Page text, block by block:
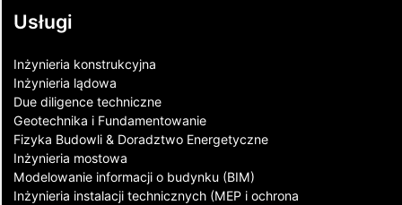
Usługi
Inżynieria konstrukcyjna
Inżynieria lądowa
Due diligence techniczne
Geotechnika i Fundamentowanie
Fizyka Budowli & Doradztwo Energetyczne
Inżynieria mostowa
Modelowanie informacji o budynku (BIM)
Inżynieria instalacji technicznych (MEP i ochrona